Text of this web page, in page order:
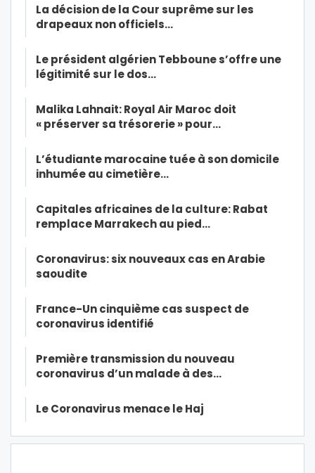
La décision de la Cour suprême sur les
drapeaux non officiels…
Le président algérien Tebboune s’offre une
légitimité sur le dos…
Malika Lahnait: Royal Air Maroc doit
« préserver sa trésorerie » pour…
L’étudiante marocaine tuée à son domicile
inhumée au cimetière…
Capitales africaines de la culture: Rabat
remplace Marrakech au pied…
Coronavirus: six nouveaux cas en Arabie
saoudite
France-Un cinquième cas suspect de
coronavirus identifié
Première transmission du nouveau
coronavirus d’un malade à des…
Le Coronavirus menace le Haj